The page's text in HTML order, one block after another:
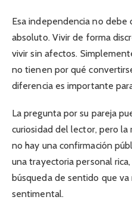
Esa independencia no debe
absoluto. Vivir de forma
vivir sin afectos.
no tienen por qué
diferencia es importante
La pregunta por su pareja
curiosidad del lector, pero
no hay una confirmación
una trayectoria personal
búsqueda de sentido que
sentimental.